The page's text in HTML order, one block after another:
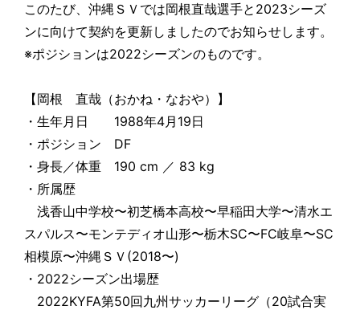
このたび、沖縄ＳＶでは岡根直哉選手と2023シーズ
ンに向けて契約を更新しましたのでお知らせします。
※ポジションは2022シーズンのものです。
【岡根 直哉（おかね・なおや）】
・生年月日 1988年4月19日
・ポジション DF
・身長／体重 190 cm ／ 83 kg
・所属歴
浅香山中学校〜初芝橋本高校〜早稲田大学〜清水エ
スパルス〜モンテディオ山形〜栃木SC〜FC岐阜〜SC
相模原〜沖縄ＳＶ(2018〜)
・2022シーズン出場歴
2022KYFA第50回九州サッカーリーグ（20試合実